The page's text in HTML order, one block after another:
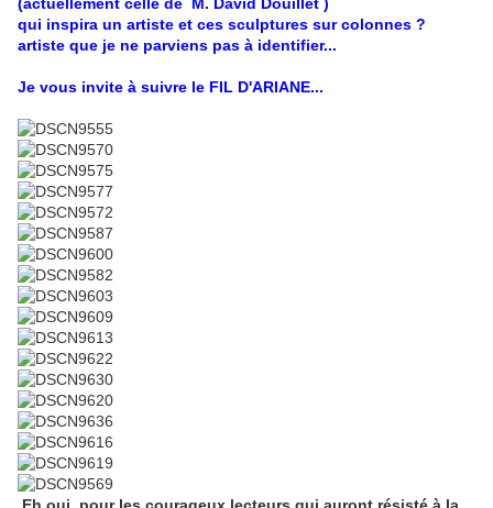
qui inspira un artiste et ces sculptures sur colonnes ?
artiste que je ne parviens pas à identifier...
Je vous invite à suivre le FIL D'ARIANE...